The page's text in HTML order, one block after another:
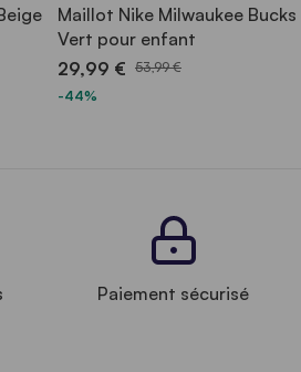
Maillot Nike Milwaukee Bucks
Vert pour enfant
29,99 € 53,99 €
-44%
Paiement sécurisé